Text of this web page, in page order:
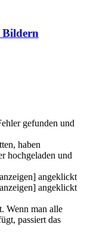
Bildern
gefunden und
haben
hochgeladen und
angeklickt
angeklickt
Wenn man alle
passiert das